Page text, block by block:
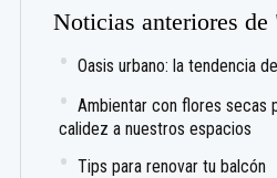
Noticias anteriores
Oasis urbano: la tendencia
Ambientar con flores secas
calidez a nuestros espacios
Tips para renovar tu balcón